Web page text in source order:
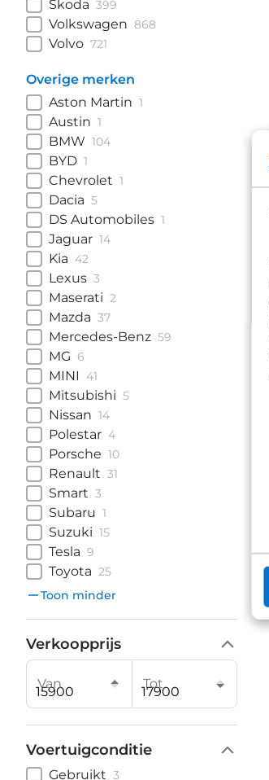
Škoda 399
Volkswagen 868
Volvo 721
Overige merken
Aston Martin 1
Austin 1
BMW 104
BYD 1
Chevrolet 1
Dacia 5
DS Automobiles 1
Jaguar 14
Kia 42
Lexus 3
Maserati 2
Mazda 37
Mercedes-Benz 59
MG 6
MINI 41
Mitsubishi 5
Nissan 14
Polestar 4
Porsche 10
Renault 31
Smart 3
Subaru 1
Suzuki 15
Tesla 9
Toyota 25
Toon minder
Verkoopprijs
Van Tot
Voertuigconditie
Gebruikt 3